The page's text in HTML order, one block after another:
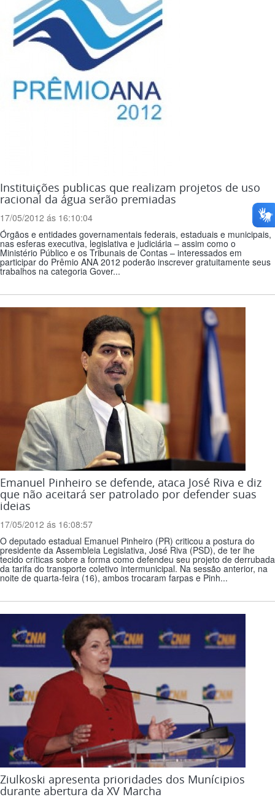
Instituições publicas que realizam projetos de uso
racional da água serão premiadas
17/05/2012 ás 16:10:04
Órgãos e entidades governamentais federais, estaduais e municipais,
nas esferas executiva, legislativa e judiciária – assim como o
Ministério Público e os Tribunais de Contas – interessados em
participar do Prêmio ANA 2012 poderão inscrever gratuitamente seus
trabalhos na categoria Gover...
Emanuel Pinheiro se defende, ataca José Riva e diz
que não aceitará ser patrolado por defender suas
ideias
17/05/2012 ás 16:08:57
O deputado estadual Emanuel Pinheiro (PR) criticou a postura do
presidente da Assembleia Legislativa, José Riva (PSD), de ter lhe
tecido críticas sobre a forma como defendeu seu projeto de derrubada
da tarifa do transporte coletivo intermunicipal. Na sessão anterior, na
noite de quarta-feira (16), ambos trocaram farpas e Pinh...
Ziulkoski apresenta prioridades dos Munícipios
durante abertura da XV Marcha